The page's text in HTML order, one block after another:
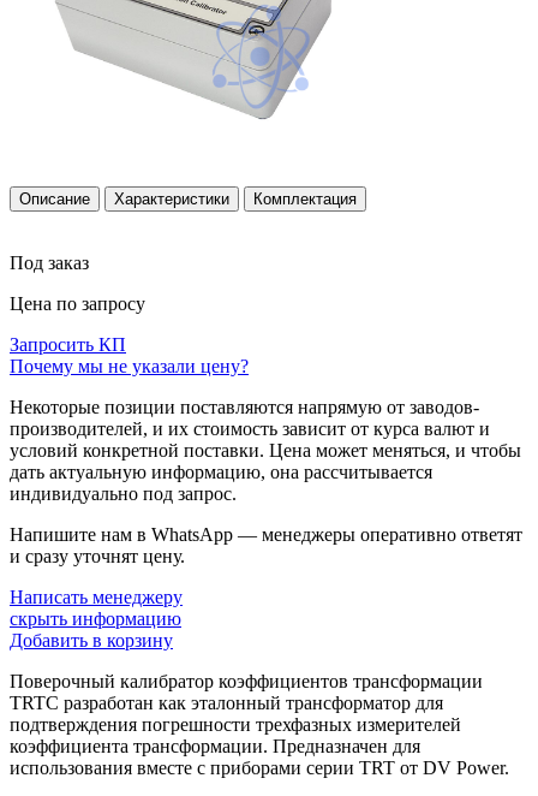
Описание Характеристики Комплектация
Под заказ
Цена по запросу
Запросить КП
Почему мы не указали цену?
Некоторые позиции поставляются напрямую от заводов-
производителей, и их стоимость зависит от курса валют и
условий конкретной поставки. Цена может меняться, и чтобы
дать актуальную информацию, она рассчитывается
индивидуально под запрос.
Напишите нам в WhatsApp — менеджеры оперативно ответят
и сразу уточнят цену.
Написать менеджеру
скрыть информацию
Добавить в корзину
Поверочный калибратор коэффициентов трансформации
TRTC разработан как эталонный трансформатор для
подтверждения погрешности трехфазных измерителей
коэффициента трансформации. Предназначен для
использования вместе с приборами серии TRT от DV Power.